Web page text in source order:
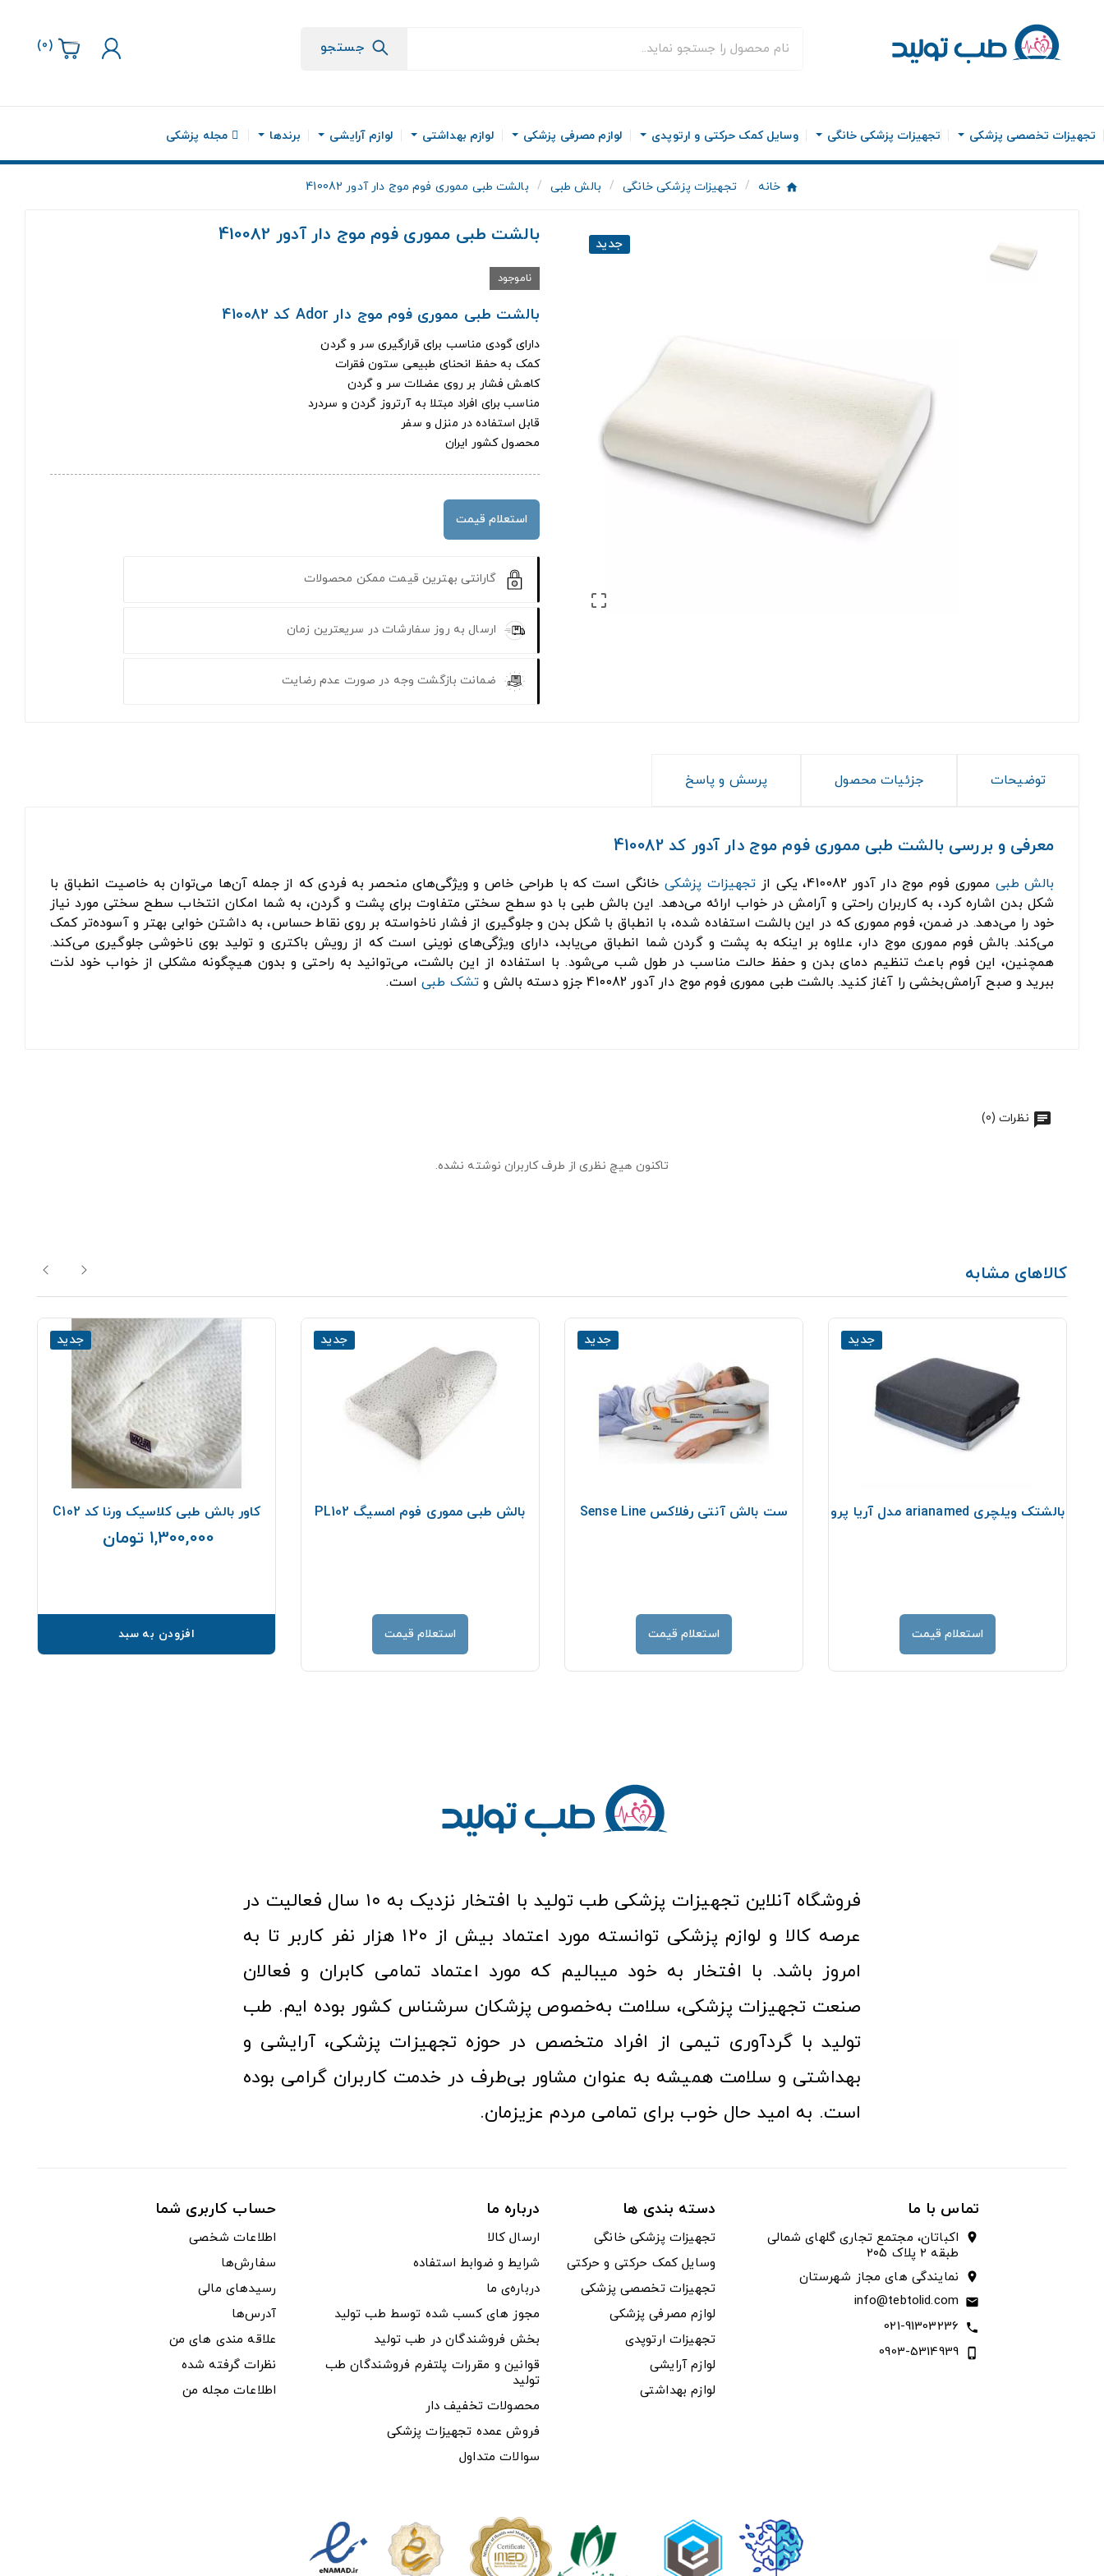
جستجو (
0
)
تجهیزات تخصصی پزشکی تجهیزات پزشکی خانگی وسایل کمک حرکتی و ارتوپدی لوازم مصرفی پزشکی لوازم بهداشتی لوازم آرایشی برندها مجله پزشکی
خانه تجهیزات پزشکی خانگی بالش طبی بالشت طبی مموری فوم موج دار آدور 410082
جدید

بالشت طبی مموری فوم موج دار آدور 410082
ناموجود
بالشت طبی مموری فوم موج دار Ador کد 410082
دارای گودی مناسب برای قرارگیری سر و گردن
کمک به حفظ انحنای طبیعی ستون فقرات
کاهش فشار بر روی عضلات سر و گردن
مناسب برای افراد مبتلا به آرتروز گردن و سردرد
قابل استفاده در منزل و سفر
محصول کشور ایران
استعلام قیمت
گارانتی بهترین قیمت ممکن محصولات
ارسال به روز سفارشات در سریعترین زمان
ضمانت بازگشت وجه در صورت عدم رضایت
توضیحات جزئیات محصول پرسش و پاسخ
معرفی و بررسی بالشت طبی مموری فوم موج دار آدور کد 410082
بالش طبی مموری فوم موج دار آدور 410082، یکی از تجهیزات پزشکی خانگی است که با طراحی خاص و ویژگی‌های منحصر به فردی که از جمله آن‌ها می‌توان به خاصیت انطباق با
شکل بدن اشاره کرد، به کاربران راحتی و آرامش در خواب ارائه می‌دهد. این بالش طبی با دو سطح سختی متفاوت برای پشت و گردن، به شما امکان انتخاب سطح سختی مورد نیاز
خود را می‌دهد. در ضمن، فوم مموری که در این بالشت استفاده شده، با انطباق با شکل بدن و جلوگیری از فشار ناخواسته بر روی نقاط حساس، به داشتن خوابی بهتر و آسوده‌تر کمک
می‌کند. بالش فوم مموری موج دار، علاوه بر اینکه به پشت و گردن شما انطباق می‌یابد، دارای ویژگی‌های نوینی است که از رویش باکتری و تولید بوی ناخوشی جلوگیری می‌کند.
همچنین، این فوم باعث تنظیم دمای بدن و حفظ حالت مناسب در طول شب می‌شود. با استفاده از این بالشت، می‌توانید به راحتی و بدون هیچگونه مشکلی از خواب خود لذت
ببرید و صبح آرامش‌بخشی را آغاز کنید. بالشت طبی مموری فوم موج دار آدور 410082 جزو دسته بالش و
تشک طبیاست.
نظرات (0)
تاکنون هیچ نظری از طرف کاربران نوشته نشده.
کالاهای مشابه
جدید
بالشتک ویلچری arianamed مدل آریا پرو
استعلام قیمت
جدید
ست بالش آنتی رفلاکس Sense Line
استعلام قیمت
جدید
بالش طبی مموری فوم امسیگ PL102
استعلام قیمت
جدید
کاور بالش طبی کلاسیک ورنا کد C102
1,300,000 تومان
افزودن به سبد
فروشگاه آنلاین تجهیزات پزشکی طب تولید با افتخار نزدیک به ۱۰ سال فعالیت در
عرصه کالا و لوازم پزشکی توانسته مورد اعتماد بیش از ۱۲۰ هزار نفر کاربر تا به
امروز باشد. با افتخار به خود میبالیم که مورد اعتماد تمامی کابران و فعالان
صنعت تجهیزات پزشکی، سلامت به‌خصوص پزشکان سرشناس کشور بوده ایم. طب
تولید با گردآوری تیمی از افراد متخصص در حوزه تجهیزات پزشکی، آرایشی و
بهداشتی و سلامت همیشه به عنوان مشاور بی‌طرف در خدمت کاربران گرامی بوده
است. به امید حال خوب برای تمامی مردم عزیزمان.
تماس با ما
location_on
اکباتان، مجتمع تجاری گلهای شمالی
طبقه ۲ پلاک ۲۰۵
location_on نمایندگی های مجاز شهرستان
email
info@tebtolid.com
call
021-91303236
phone_iphone
0903-5314939
دسته بندی ها
تجهیزات پزشکی خانگی
وسایل کمک حرکتی و حرکتی
تجهیزات تخصصی پزشکی
لوازم مصرفی پزشکی
تجهیزات ارتوپدی
لوازم آرایشی
لوازم بهداشتی
درباره ما
ارسال کالا
شرایط و ضوابط استفاده
درباره‌ی ما
مجوز های کسب شده توسط طب تولید
بخش فروشندگان در طب تولید
قوانین و مقررات پلتفرم فروشندگان طب
تولید
محصولات تخفیف دار
فروش عمده تجهیزات پزشکی
سوالات متداول
حساب کاربری شما
اطلاعات شخصی
سفارش‌ها
رسیدهای مالی
آدرس‌ها
علاقه مندی های من
نظرات گرفته شده
اطلاعات مجله من